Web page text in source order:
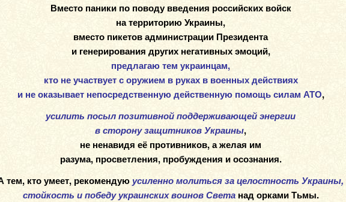
Вместо паники по поводу введения российских войск
на территорию Украины,
вместо пикетов администрации Президента
и генерирования других негативных эмоций,
предлагаю тем украинцам,
кто не участвует с оружием в руках в военных действиях
и не оказывает непосредственную действенную помощь силам АТО,
усилить посыл позитивной поддерживающей энергии
в сторону защитников Украины,
не ненавидя её противников, а желая им
разума, просветления, пробуждения и осознания.
тем, кто умеет, рекомендую усиленно молиться за целостность Украины,
стойкость и победу украинских воинов Светанад орками Тьмы.